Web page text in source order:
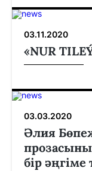
03.11.2020
«NUR
03.03.2020
Әлия
бір әңгіме